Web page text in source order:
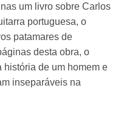
um livro sobre Carlos
portuguesa, o
patamares de
desta obra, o
história de um homem e
inseparáveis na